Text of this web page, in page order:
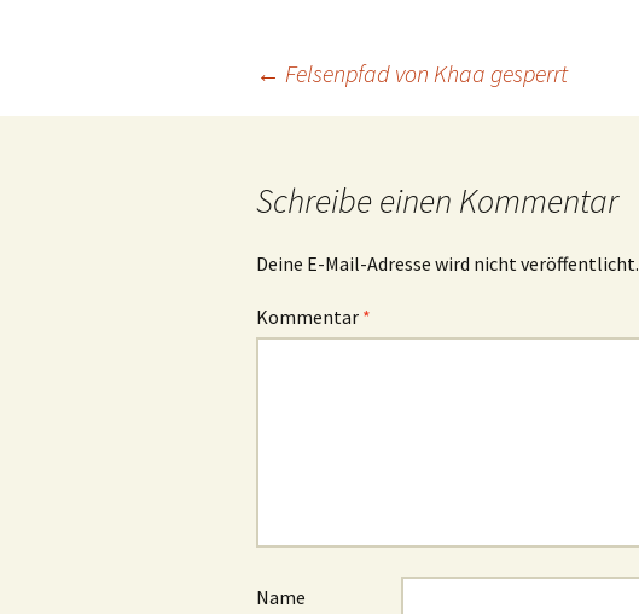
← Felsenpfad von Khaa gesperrt
Schreibe einen Kommentar
Deine E-Mail-Adresse wird nicht veröffentlicht.
Kommentar *
Name